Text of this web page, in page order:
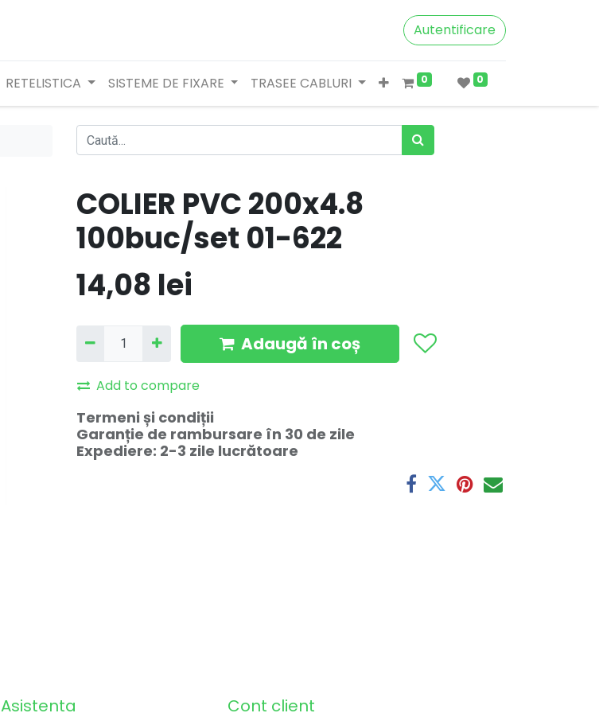
Autentificare
RETELISTICA SISTEME DE FIXARE TRASEE CABLURI 0 0
COLIER PVC 200x4.8
100buc/set 01-622
14,08 lei
Adaugă în coș
Add to compare
Termeni și condiții
Garanție de rambursare în 30 de zile
Expediere: 2-3 zile lucrătoare
Asistenta Cont client